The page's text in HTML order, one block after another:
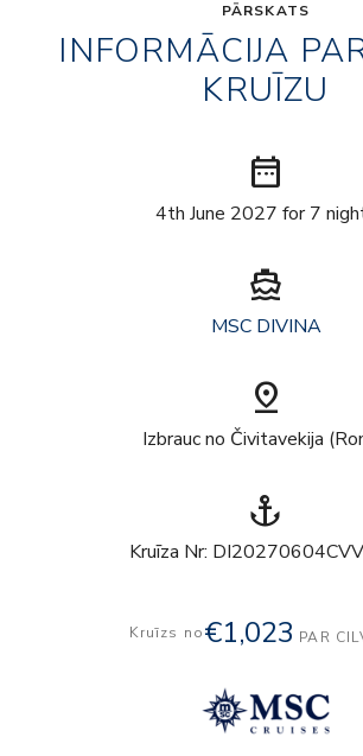
PĀRSKATS
INFORMĀCIJA
KRUĪZU
date_range
4th June 2027 for 7
directions_boat
MSC DIVINA
pin_drop
Izbrauc no Čivitavekija
anchor
Kruīza Nr:
Kruīzs no€1,023 PAR